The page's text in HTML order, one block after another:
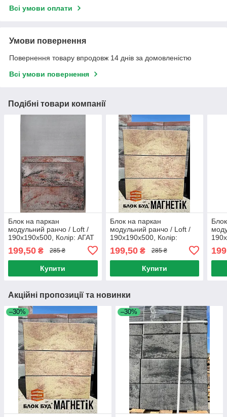
Всі умови оплати
Умови повернення
Повернення товару впродовж 14 днів за домовленістю
Всі умови повернення
Подібні товари компанії
Блок на паркан
модульний ранчо / Loft /
190x190x500, Колір: АГАТ
199,50 ₴ 285 ₴
Купити
Блок на паркан
модульний ранчо / Loft /
190x190x500, Колір:
199,50₴ 285 ₴
Купити
Акційні пропозиції та новинки
–30% –30%